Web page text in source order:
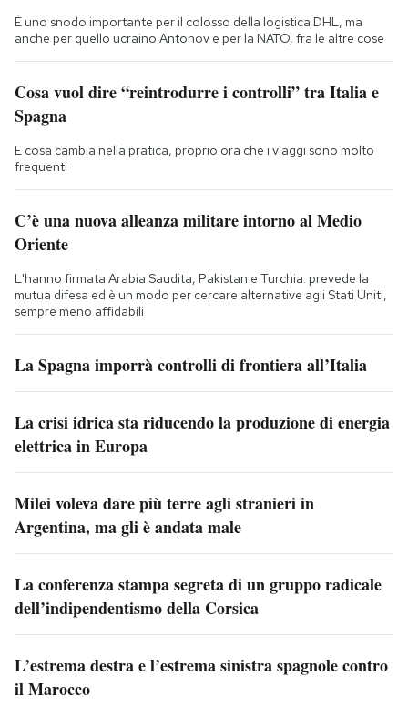
È uno snodo importante per il colosso della logistica DHL, ma
anche per quello ucraino Antonov e per la NATO, fra le altre cose
Cosa vuol dire “reintrodurre i controlli” tra Italia e
Spagna
E cosa cambia nella pratica, proprio ora che i viaggi sono molto
frequenti
C’è una nuova alleanza militare intorno al Medio
Oriente
L'hanno firmata Arabia Saudita, Pakistan e Turchia: prevede la
mutua difesa ed è un modo per cercare alternative agli Stati Uniti,
sempre meno affidabili
La Spagna imporrà controlli di frontiera all’Italia
La crisi idrica sta riducendo la produzione di energia
elettrica in Europa
Milei voleva dare più terre agli stranieri in
Argentina, ma gli è andata male
La conferenza stampa segreta di un gruppo radicale
dell’indipendentismo della Corsica
L’estrema destra e l’estrema sinistra spagnole contro
il Marocco